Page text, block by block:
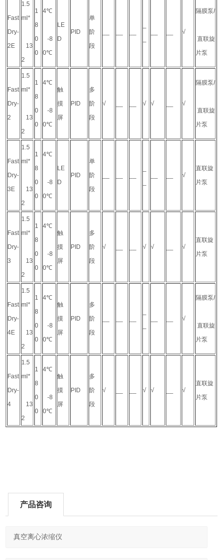
Fast
Dry-
2E
1.5
ml*
13
2
1
8
0
0
4℃
-8
0℃
LE
D
PID
单
阶
段
√
隔膜泵/
直联旋
片泵
Fast
Dry-
2
1.5
ml*
13
2
1
8
0
0
4℃
-8
0℃
触
摸
屏
PID
多
阶
段
√ √ √ √
隔膜泵/
直联旋
片泵
Fast
Dry-
3E
1.5
ml*
13
2
1
8
0
0
4℃
-8
0℃
LE
D
PID
单
阶
段
√
直联旋
片泵
Fast
Dry-
3
1.5
ml*
13
2
1
8
0
0
4℃
-8
0℃
触
摸
屏
PID
多
阶
段
√ √ √ √
直联旋
片泵
Fast
Dry-
4E
1.5
ml*
13
2
1
8
0
0
4℃
-8
0℃
触
摸
屏
PID
多
阶
段
√
隔膜泵/
直联旋
片泵
Fast
Dry-
4
1.5
ml*
13
2
1
8
0
0
4℃
-8
0℃
触
摸
屏
PID
多
阶
段
√ √ √ √
直联旋
片泵
产品咨询